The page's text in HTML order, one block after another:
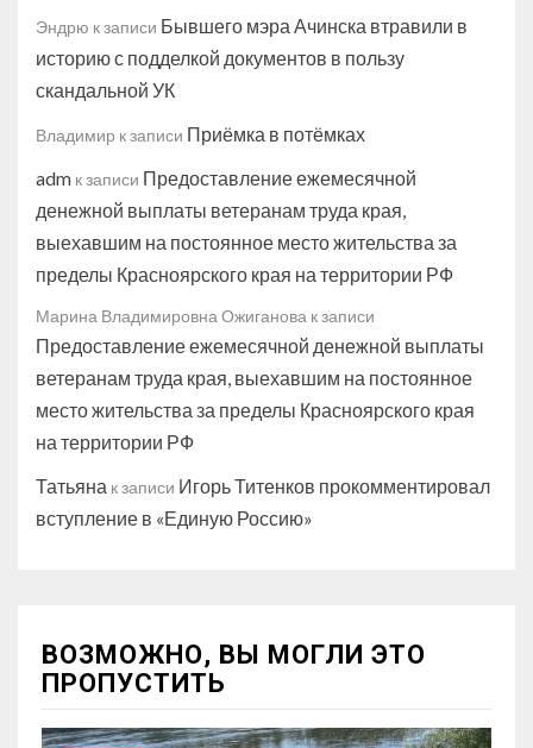
Эндрю к записи Бывшего мэра Ачинска втравили в
историю с подделкой документов в пользу
скандальной УК
Владимир к записи Приёмка в потёмках
adm к записи Предоставление ежемесячной
денежной выплаты ветеранам труда края,
выехавшим на постоянное место жительства за
пределы Красноярского края на территории РФ
Марина Владимировна Ожиганова к записи
Предоставление ежемесячной денежной выплаты
ветеранам труда края, выехавшим на постоянное
место жительства за пределы Красноярского края
на территории РФ
Татьяна к записи Игорь Титенков прокомментировал
вступление в «Единую Россию»
ВОЗМОЖНО, ВЫ МОГЛИ ЭТО
ПРОПУСТИТЬ